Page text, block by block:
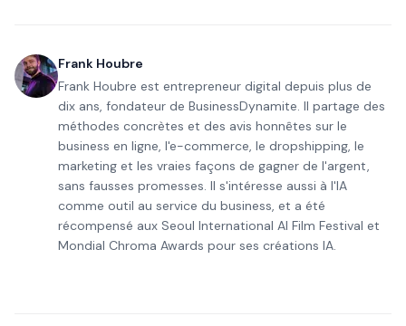
Frank Houbre
Frank Houbre est entrepreneur digital depuis plus de
dix ans, fondateur de BusinessDynamite. Il partage des
méthodes concrètes et des avis honnêtes sur le
business en ligne, l'e-commerce, le dropshipping, le
marketing et les vraies façons de gagner de l'argent,
sans fausses promesses. Il s'intéresse aussi à l'IA
comme outil au service du business, et a été
récompensé aux Seoul International AI Film Festival et
Mondial Chroma Awards pour ses créations IA.